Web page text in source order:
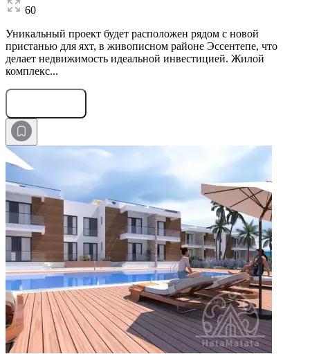
60
Уникальный проект будет расположен рядом с новой
пристанью для яхт, в живописном районе Эссентепе, что
делает недвижимость идеальной инвестицией. Жилой
комплекс...